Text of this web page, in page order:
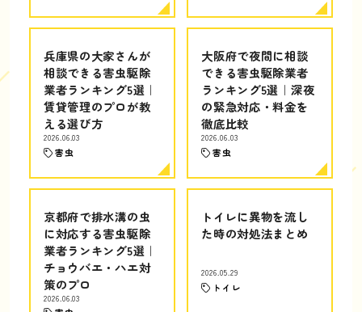
兵庫県の大家さんが
相談できる害虫駆除
業者ランキング5選｜
賃貸管理のプロが教
える選び方
2026.06.03
害虫
大阪府で夜間に相談
できる害虫駆除業者
ランキング5選｜深夜
の緊急対応・料金を
徹底比較
2026.06.03
害虫
京都府で排水溝の虫
に対応する害虫駆除
業者ランキング5選｜
チョウバエ・ハエ対
策のプロ
2026.06.03
トイレに異物を流し
た時の対処法まとめ
2026.05.29
トイレ